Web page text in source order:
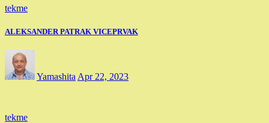
tekme
ALEKSANDER PATRAK VICEPRVAK
YamashitaApr 22, 2023
tekme